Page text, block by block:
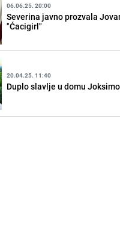
06.06.25. 20:00
Severina javno prozvala
"Ćacigirl"
20.04.25. 11:40
Duplo slavlje u domu